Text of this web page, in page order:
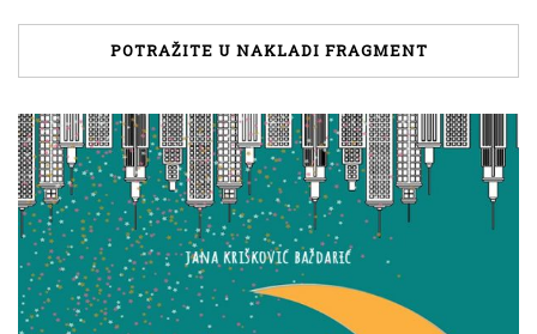
POTRAŽITE U NAKLADI FRAGMENT